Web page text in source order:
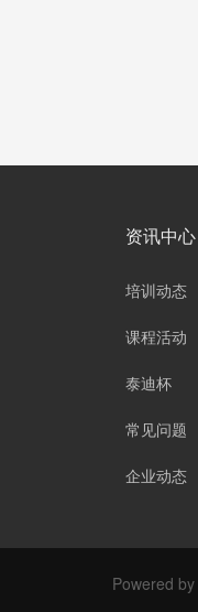
资讯中心
培训动态
课程活动
泰迪杯
常见问题
企业动态
Powered by